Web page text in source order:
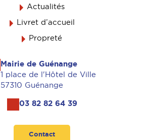
Actualités
Livret d’accueil
Propreté
Mairie de Guénange
1 place de l'Hôtel de Ville
57310 Guénange
03 82 82 64 39
Contact